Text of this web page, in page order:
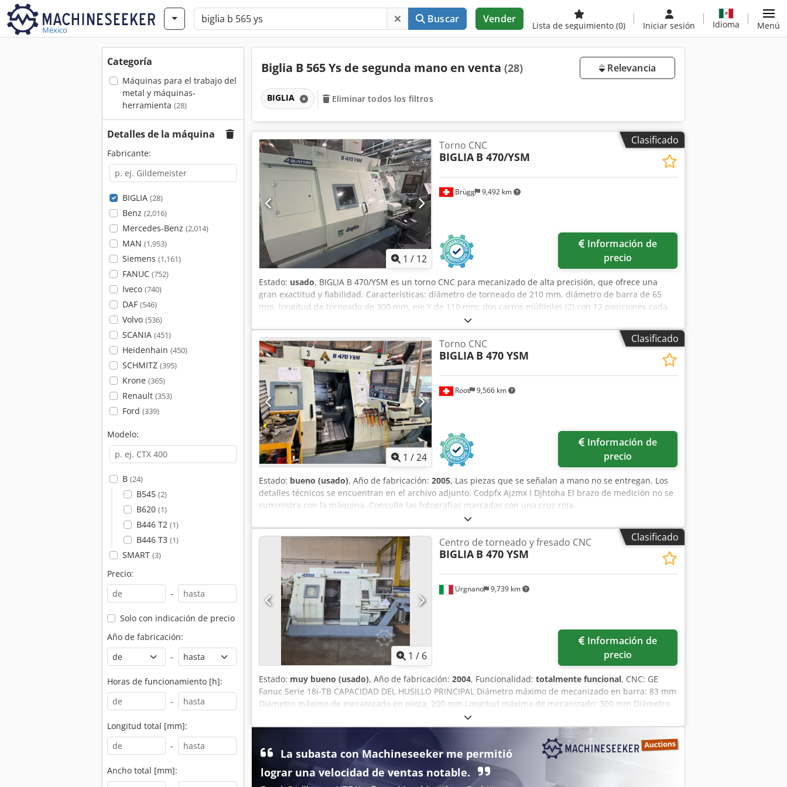
México
Buscar Vender
Lista de seguimiento (0) Iniciar sesión Idioma Menú
Categoría
Máquinas para el trabajo del
metal y máquinas-
herramienta (28)
Detalles de la máquina
Fabricante:
BIGLIA (28)
Benz (2,016)
Mercedes-Benz (2,014)
MAN (1,953)
Siemens (1,161)
FANUC (752)
Iveco (740)
DAF (546)
Volvo (536)
SCANIA (451)
Heidenhain (450)
SCHMITZ (395)
Krone (365)
Renault (353)
Ford (339)
Modelo:
B (24)
B545 (2)
B620 (1)
B446 T2 (1)
B446 T3 (1)
SMART (3)
Precio:
-
Solo con indicación de precio
Año de fabricación:
-
Horas de funcionamiento [h]:
-
Longitud total [mm]:
-
Ancho total [mm]:
Biglia B 565 Ys de segunda mano en venta (28) Relevancia
BIGLIA Eliminar todos los filtros
Clasificado
1 / 12
Brügg 9,492 km
Torno CNC
BIGLIA B 470/YSM
precio
Estado: usado, BIGLIA B 470/YSM es un torno CNC para mecanizado de alta precisión, que ofrece una
gran exactitud y fiabilidad. Características: diámetro de torneado de 210 mm, diámetro de barra de 65
mm, longitud de torneado de 300 mm, eje Y de 110 mm; dos carros múltiples (2) con 12 posiciones cada
uno y 12 herramientas accionadas por carro. Datos principales: velocidad de husillo máx. de 4000 rpm;
potencia del contrahusillo de 11 kW; motor del husillo de 26 kW; conexión de 50 Hz 3 x 400 voltios; peso
de la máquina de aproximadamente 6150 kg; tiempo de funcionamiento desde la puesta en marcha de
74536 horas, tiempo de funcionamiento de 24651 horas, tiempo de trabajo de 8588 horas. Accesorios:
cargador de barras LNS HYDROBAR SPRINT. Permite tolerancias ajustadas; ideal para la industria
automotriz, aeronáutica, de dispositivos médicos, relojera y para la fabricación de máquinas herramienta.
Chsdpszqbh Iefx Ahtea
Clasificado
1 /24
Root 9,566 km
Torno CNC
BIGLIA B 470 YSM
precio
Estado: bueno (usado), Año de fabricación: 2005, Las piezas que se señalan a mano no se entregan. Los
detalles técnicos se encuentran en el archivo adjunto. Codpfx Ajzmx I Djhtoha El brazo de medición no se
suministra con la máquina. Consulte las fotografías marcadas con una cruz roja.
Clasificado
1 / 6
Urgnano 9,739 km
Centro de torneado y fresado CNC
BIGLIA B 470 YSM
precio
Estado: muy bueno (usado), Año de fabricación: 2004, Funcionalidad: totalmente funcional, CNC: GE
Fanuc Serie 18i-TB CAPACIDAD DEL HUSILLO PRINCIPAL Diámetro máximo de mecanizado en barra: 83 mm
Diámetro máximo de mecanizado en pieza: 200 mm Longitud máxima de mecanizado: 300 mm Diámetro
máximo de rotación: 200 mm Distancia entre los dos centros del husillo: 690 mm CAPACIDAD DEL
CONTRAHUSILLO Diámetro máximo de mecanizado en barra: 45 mm Diámetro máximo de mecanizado en
pieza: 160 mm Longitud máxima de mecanizado: 200 mm Diámetro máximo de rotación: 160 mm
Distancia entre los dos centros del husillo: 690 mm HUSILLO PRINCIPAL Rango de velocidad variable: 100 -
4000 rpm Centro del husillo: ASA 8'' Orificio del husillo: 80 mm Diámetro interno de los cojinetes: 110 mm
Diámetro del sistema de autocentrado: 210 mm Grupo de sujeción: DIN 6343 Potencia del motor: 22-26 kW
La subasta con Machineseeker me permitió
lograr una velocidad de ventas notable.